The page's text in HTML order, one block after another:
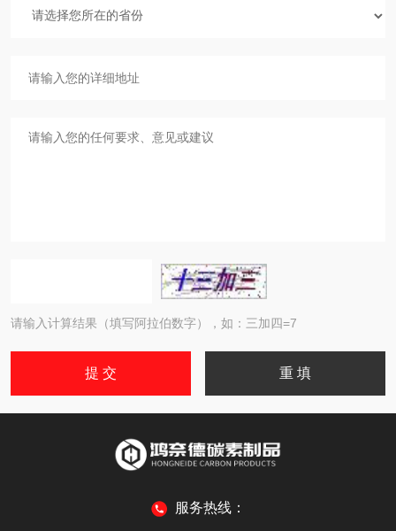
请输入计算结果（填写阿拉伯数字），如：三加四=7
服务热线：